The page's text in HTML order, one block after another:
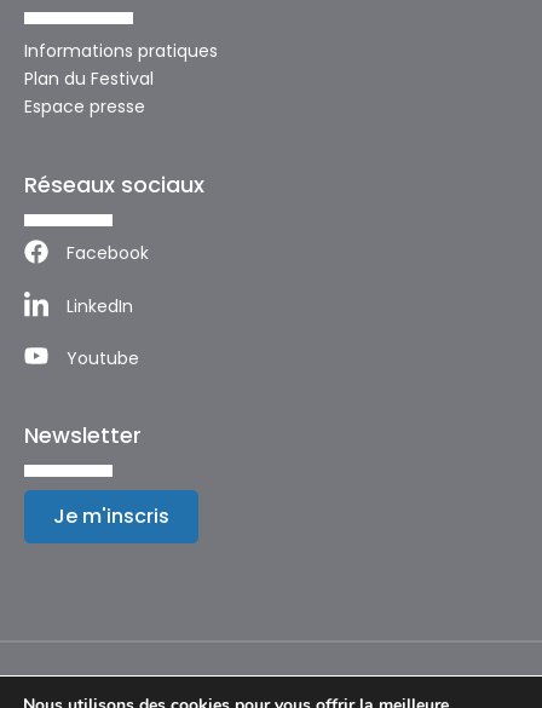
Informations pratiques
Plan du Festival
Espace presse
Réseaux sociaux
Facebook
LinkedIn
Youtube
Newsletter
Je m'inscris